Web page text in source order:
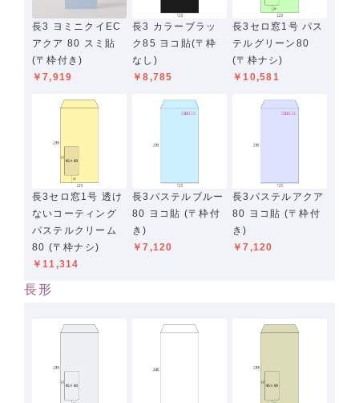
長3 ヨミニクイEC
アクア 80 スミ貼
(〒枠付き)
￥7,919
長3 カラーブラッ
ク85 ヨコ貼(〒枠
なし)
￥8,785
長3セロ窓1号 パス
テルグリーン80
(〒枠ナシ)
￥10,581
長3セロ窓1号 透け
ないコーティング
パステルクリーム
80 (〒枠ナシ)
￥11,314
長3パステルブルー
80 ヨコ貼 (〒枠付
き)
￥7,120
長3パステルアクア
80 ヨコ貼 (〒枠付
き)
￥7,120
長形